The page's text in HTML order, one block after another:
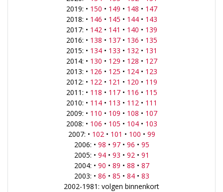
2019: • 150 • 149 • 148 • 147
2018: • 146 • 145 • 144• 143
2017: • 142• 141 • 140 • 139
2016: • 138 • 137• 136 • 135
2015: • 134• 133 • 132• 131
2014: • 130 • 129 • 128 • 127
2013: • 126 • 125 • 124• 123
2012: • 122• 121 • 120 • 119
2011: • 118 • 117• 116 • 115
2010: • 114• 113 • 112• 111
2009: • 110 • 109 • 108 • 107
2008: • 106 • 105 • 104• 103
2007: • 102• 101 • 100 • 99
2006: • 98 • 97• 96 • 95
2005: • 94• 93 • 92• 91
2004: • 90 • 89 • 88 • 87
2003: • 86 • 85 • 84• 83
2002-1981: volgen binnenkort